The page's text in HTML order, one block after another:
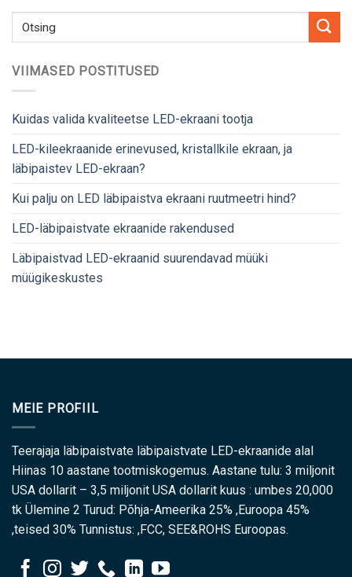
VIIMASED POSTITUSED
Kuidas valida kvaliteetse LED-ekraani tootja
LED-kileekraanide erinevused, kristallkile ekraan, ja
läbipaistev LED-ekraan?
Kui palju on LED läbipaistva ekraani ruutmeetri hind?
LED-läbipaistvate ekraanide rakendused
Läbipaistvad LED-ekraanid suurendavad müüki
müügikeskustes
MEIE PROFIIL
Teerajaja läbipaistvate läbipaistvate LED-ekraanide alal
Hiinas 10 aastane tootmiskogemus. Aastane tulu: 3 miljonit
USA dollarit – 3,5 miljonit USA dollarit kuus : umbes 20,000
tk Ülemine 2 Turud: Põhja-Ameerika 25% ,Euroopa 45%
,teised 30% Tunnistus: ,FCC, SEE&ROHS Euroopas.